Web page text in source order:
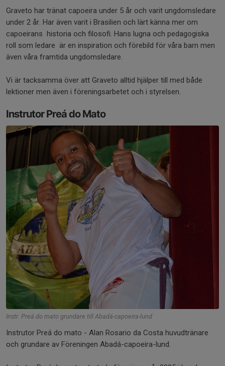
Graveto har tränat capoeira under 5 år och varit ungdomsledare
under 2 år. Har även varit i Brasilien och lärt känna mer om
capoeirans historia och filosofi. Hans lugna och pedagogiska
roll som ledare är en inspiration och förebild för våra barn men
även våra framtida ungdomsledare.
Vi är tacksamma över att Graveto alltid hjälper till med både
lektioner men även i föreningsarbetet och i styrelsen.
Instrutor Preá do Mato
Instr. Preá do mato grundare till Abadá-capoeira-lund
Instrutor Preá do mato - Alan Rosario da Costa huvudtränare
och grundare av Föreningen Abadá-capoeira-lund.